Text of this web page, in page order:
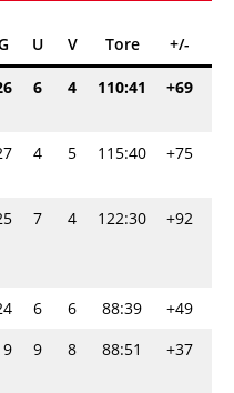
U V Tore +/-
6 4 110:41 +69
4 5 115:40 +75
7 4 122:30 +92
6 6 88:39 +49
9 8 88:51 +37